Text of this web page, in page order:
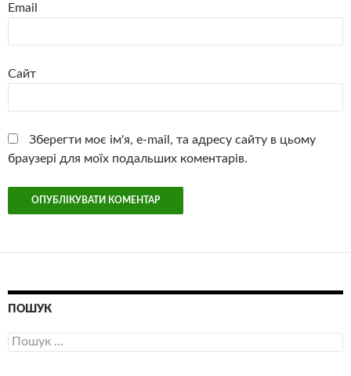
Email
Сайт
Зберегти моє ім'я, e-mail, та адресу сайту в цьому
браузері для моїх подальших коментарів.
ПОШУК
Пошук: